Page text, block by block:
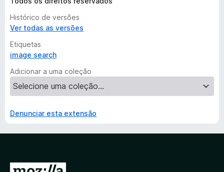
Histórico de versões
Ver todas as versões
Etiquetas
image search
Adicionar a uma coleção
Denunciar esta extensão